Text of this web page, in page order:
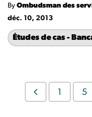
By Ombudsman des
déc. 10, 2013
Études de cas -
1 5